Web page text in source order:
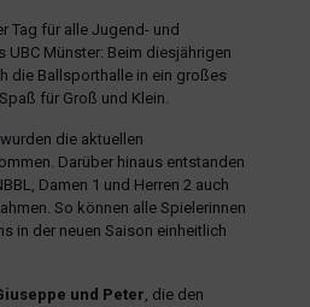
Tag für alle Jugend- und
Münster: Beim diesjährigen
die Ballsporthalle in ein großes
für Groß und Klein.
die aktuellen
Darüber hinaus entstanden
Damen 1 und Herren 2 auch
So können alle Spielerinnen
in der neuen Saison einheitlich
und Peter , die den